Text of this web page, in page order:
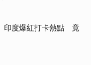
印度爆紅打卡熱點 竟